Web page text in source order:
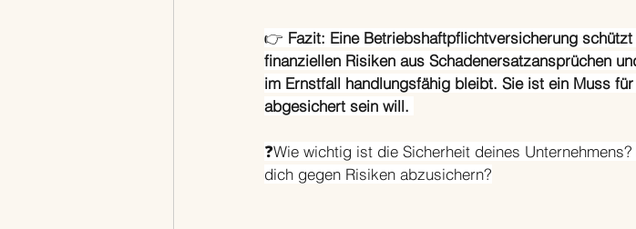
👉 Fazit: Eine Betriebshaftpflichtversicherung
finanziellen Risiken aus Schadenersatzansprüchen
im Ernstfall handlungsfähig bleibt. Sie ist ein Muss
abgesichert sein will.
❓Wie wichtig ist die Sicherheit deines
dich gegen Risiken abzusichern?